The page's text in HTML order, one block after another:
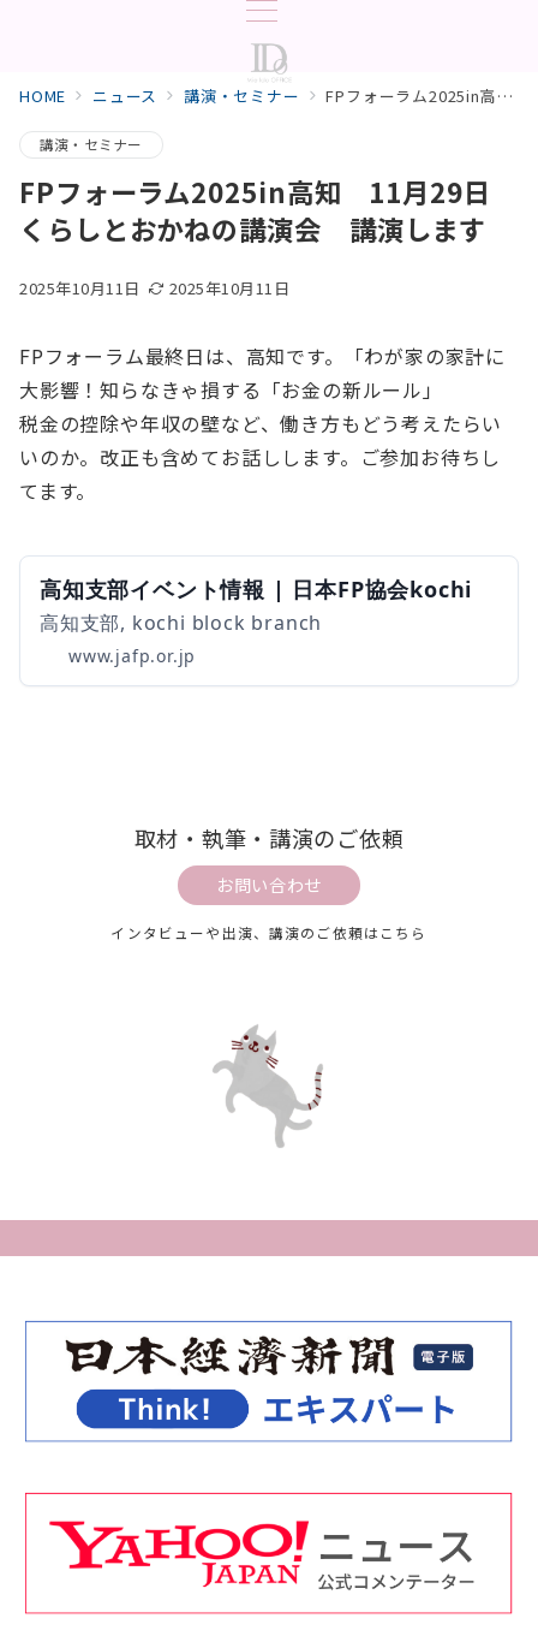
HOME ニュース 講演・セミナー FPフォーラム2025in高知 11月29日 くらしとおかねの講演会 講演します
講演・セミナー
FPフォーラム2025in高知 11月29日
くらしとおかねの講演会 講演します
2025年10月11日 2025年10月11日
FPフォーラム最終日は、高知です。「わが家の家計に
大影響！知らなきゃ損する「お金の新ルール」
税金の控除や年収の壁など、働き方もどう考えたらい
いのか。改正も含めてお話しします。ご参加お待ちし
てます。
高知支部イベント情報 | 日本FP協会kochi
高知支部, kochi block branch
www.jafp.or.jp
取材・執筆・講演のご依頼
お問い合わせ
インタビューや出演、講演のご依頼はこちら